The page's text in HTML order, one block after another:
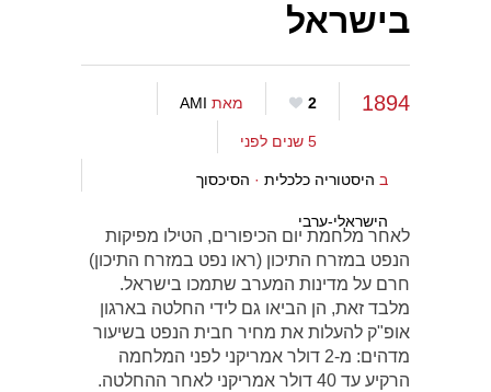
בישראל
1894
2 מאת AMI
5 שנים לפני
ב היסטוריה כלכלית · הסיכסוך
הישראלי-ערבי
לאחר מלחמת יום הכיפורים, הטילו מפיקות
הנפט במזרח התיכון (ראו נפט במזרח התיכון)
חרם על מדינות המערב שתמכו בישראל.
מלבד זאת, הן הביאו גם לידי החלטה בארגון
אופ"ק להעלות את מחיר חבית הנפט בשיעור
מדהים: מ-2 דולר אמריקני לפני המלחמה
הרקיע עד 40 דולר אמריקני לאחר ההחלטה.